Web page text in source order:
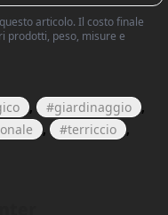
articolo. Il costo finale
prodotti, peso, misure e
, giardinaggio
,
, terriccio
,